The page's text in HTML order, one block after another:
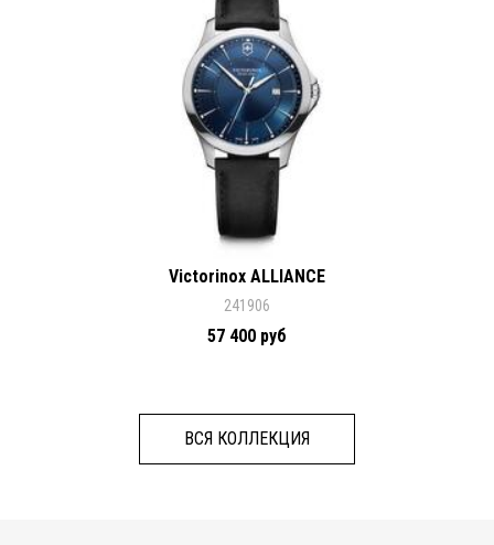
Victorinox ALLIANCE
241906
57 400 руб
ВСЯ КОЛЛЕКЦИЯ